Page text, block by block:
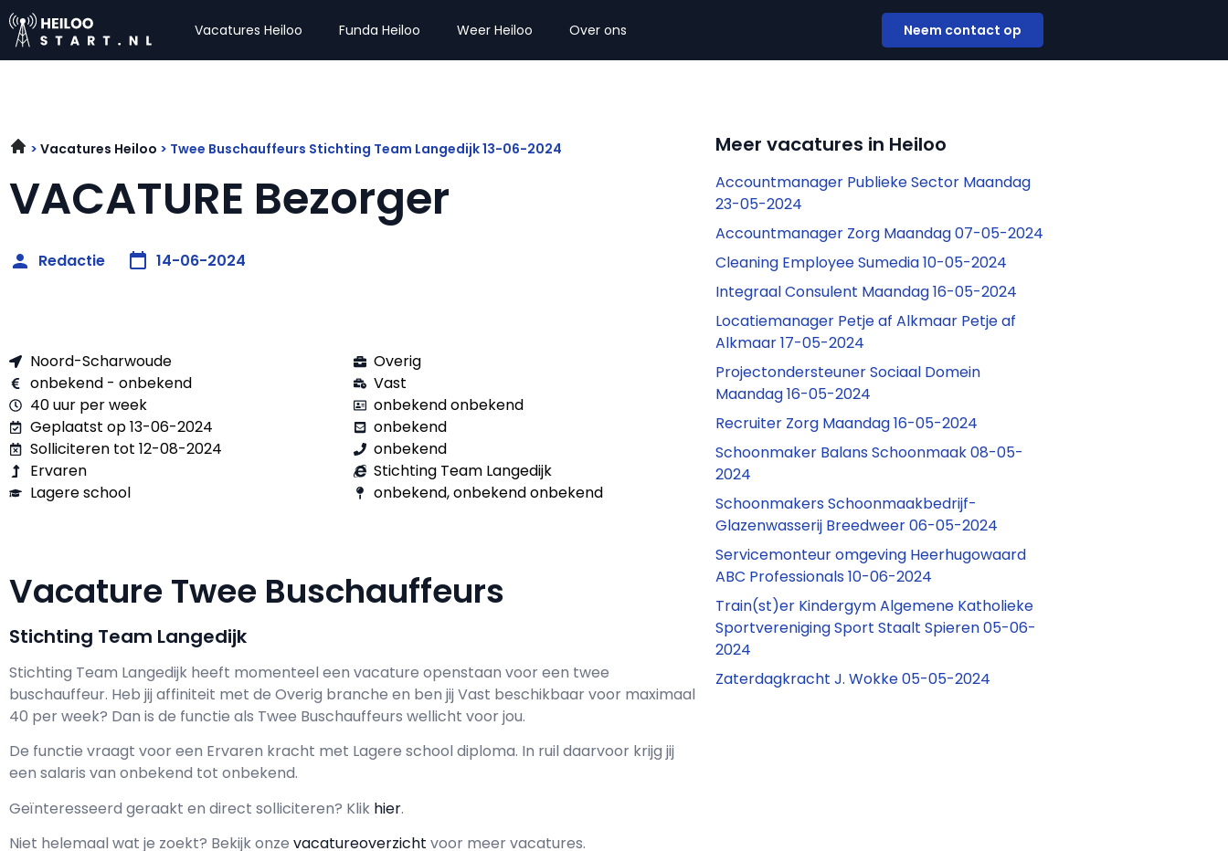
Vacatures Heiloo Funda Heiloo Weer Heiloo Over ons Neem contact op
Vacatures Heiloo Twee Buschauffeurs Stichting Team Langedijk 13-06-2024
VACATURE Bezorger
Redactie 14-06-2024
Noord-Scharwoude
onbekend - onbekend
40 uur per week
Geplaatst op 13-06-2024
Solliciteren tot 12-08-2024
Ervaren
Lagere school
Overig
Vast
onbekend onbekend
onbekend
onbekend
Stichting Team Langedijk
onbekend, onbekend onbekend
Vacature Twee Buschauffeurs
Stichting Team Langedijk
Stichting Team Langedijk heeft momenteel een vacature openstaan voor een twee
buschauffeur. Heb jij affiniteit met de Overig branche en ben jij Vast beschikbaar voor maximaal
40 per week? Dan is de functie als Twee Buschauffeurs wellicht voor jou.
De functie vraagt voor een Ervaren kracht met Lagere school diploma. In ruil daarvoor krijg jij
een salaris van onbekend tot onbekend.
Geïnteresseerd geraakt en direct solliciteren? Klik hier.
Niet helemaal wat je zoekt? Bekijk onze vacatureoverzicht voor meer vacatures.
Meer vacatures in Heiloo
Accountmanager Publieke Sector Maandag
23-05-2024
Accountmanager Zorg Maandag 07-05-2024
Cleaning Employee Sumedia 10-05-2024
Integraal Consulent Maandag 16-05-2024
Locatiemanager Petje af Alkmaar Petje af
Alkmaar 17-05-2024
Projectondersteuner Sociaal Domein
Maandag 16-05-2024
Recruiter Zorg Maandag 16-05-2024
Schoonmaker Balans Schoonmaak 08-05-
2024
Schoonmakers Schoonmaakbedrijf-
Glazenwasserij Breedweer 06-05-2024
Servicemonteur omgeving Heerhugowaard
ABC Professionals 10-06-2024
Train(st)er Kindergym Algemene Katholieke
Sportvereniging Sport Staalt Spieren 05-06-
2024
Zaterdagkracht J. Wokke 05-05-2024